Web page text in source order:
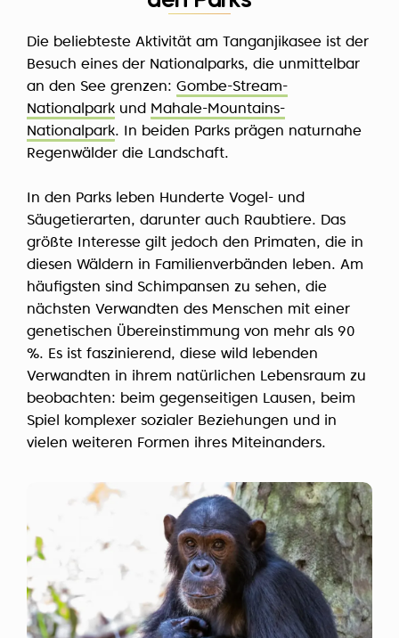
Die beliebteste Aktivität am Tanganjikasee ist der
Besuch eines der Nationalparks, die unmittelbar
an den See grenzen: Gombe-Stream-
Nationalpark und Mahale-Mountains-
Nationalpark. In beiden Parks prägen naturnahe
Regenwälder die Landschaft.
In den Parks leben Hunderte Vogel- und
Säugetierarten, darunter auch Raubtiere. Das
größte Interesse gilt jedoch den Primaten, die in
diesen Wäldern in Familienverbänden leben. Am
häufigsten sind Schimpansen zu sehen, die
nächsten Verwandten des Menschen mit einer
genetischen Übereinstimmung von mehr als 90
%. Es ist faszinierend, diese wild lebenden
Verwandten in ihrem natürlichen Lebensraum zu
beobachten: beim gegenseitigen Lausen, beim
Spiel komplexer sozialer Beziehungen und in
vielen weiteren Formen ihres Miteinanders.